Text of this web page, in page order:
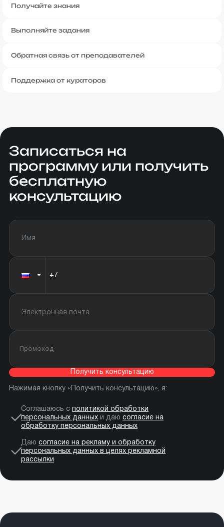
Получайте знания
Выполняйте задания
Обратная связь от преподавателей
Поддержка от кураторов
Записаться на
программу или получить
бесплатную
консультацию
Получить консультацию
Нажимая кнопку «Получить консультацию», я:
Соглашаюсь с политикой обработки
персональных данных и даю согласие на
обработку персональных данных
Даю согласие на рекламу и обработку
персональных данных в целях рекламной
рассылки